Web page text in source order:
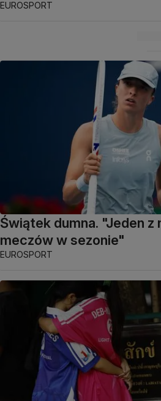
EUROSPORT
Świątek dumna. "Jeden z
meczów w sezonie"
EUROSPORT